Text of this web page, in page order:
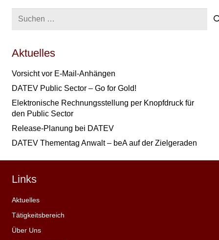
Suchen
Aktuelles
Vorsicht vor E-Mail-Anhängen
DATEV Public Sector – Go for Gold!
Elektronische Rechnungsstellung per Knopfdruck für
den Public Sector
Release-Planung bei DATEV
DATEV Thementag Anwalt – beA auf der Zielgeraden
Links
Aktuelles
Tätigkeitsbereich
Über Uns